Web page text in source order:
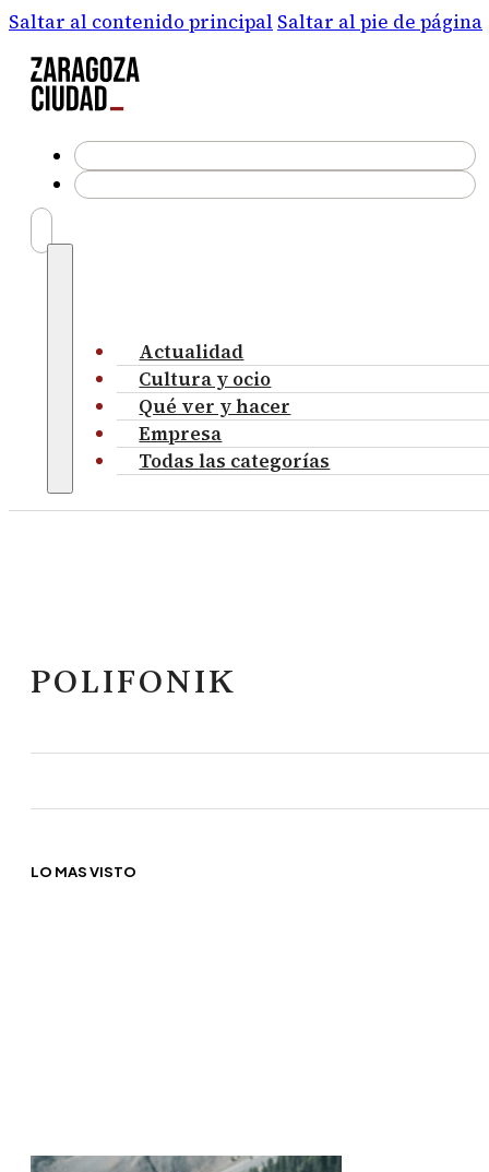
Saltar al contenido principal Saltar al pie de página
Actualidad
Cultura y ocio
Qué ver y hacer
Empresa
Todas las categorías
POLIFONIK
LO MÁS VISTO